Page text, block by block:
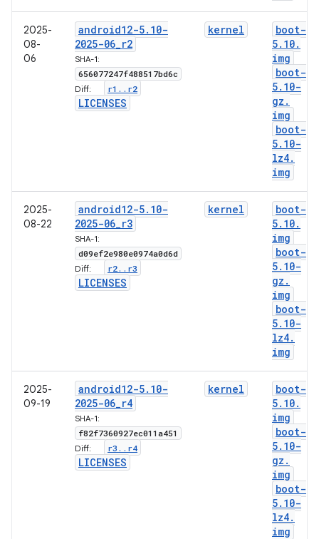
2025-
08-
06
android12-5. 10-
2025-06_r2
SHA-1:
656077247f488517bd6c
Diff: r1 . . r2
LICENSES
kernel
boot-
5. 10.
img
boot-
5. 10-
gz .
img
boot-
5. 10-
lz4.
img
2025-
08-22
android12-5. 10-
2025-06_r3
SHA-1:
d09ef2e980e0974a0d6d
Diff: r2. . r3
LICENSES
kernel
boot-
5. 10.
img
boot-
5. 10-
gz .
img
boot-
5. 10-
lz4.
img
2025-
09-19
android12-5. 10-
2025-06_r4
SHA-1:
f82f7360927ec011a451
Diff: r3 . . r4
LICENSES
kernel
boot-
5. 10.
img
boot-
5. 10-
gz .
img
boot-
5. 10-
lz4.
img